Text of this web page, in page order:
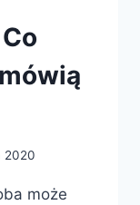
2020
może